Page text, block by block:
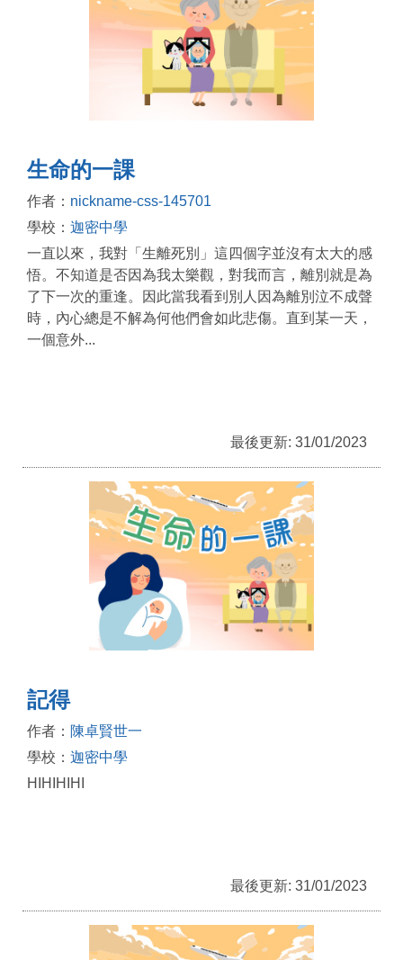
生命的一課
作者： nickname-css-145701
學校： 迦密中學
一直以來，我對「生離死別」這四個字並沒有太大的感
悟。不知道是否因為我太樂觀，對我而言，離別就是為
了下一次的重逢。因此當我看到別人因為離別泣不成聲
時，內心總是不解為何他們會如此悲傷。直到某一天，
一個意外...
最後更新: 31/01/2023
記得
作者： 陳卓賢世一
學校： 迦密中學
HIHIHIHI
最後更新: 31/01/2023